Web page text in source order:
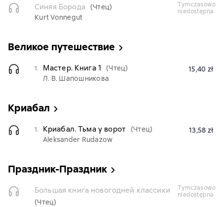
Синяя Борода
(Чтец)
Kurt Vonnegut
tymczasowo
niedostępna
Великое путешествие
1. Мастер. Книга 1
(Чтец)
Л. В. Шапошникова
15,40 zł
Криабал
1. Криабал. Тьма у ворот (Чтец)
Aleksander Rudazow
13,58 zł
Праздник-Праздник
Большая книга новогодней классики
(Чтец)
tymczasowo
niedostępna